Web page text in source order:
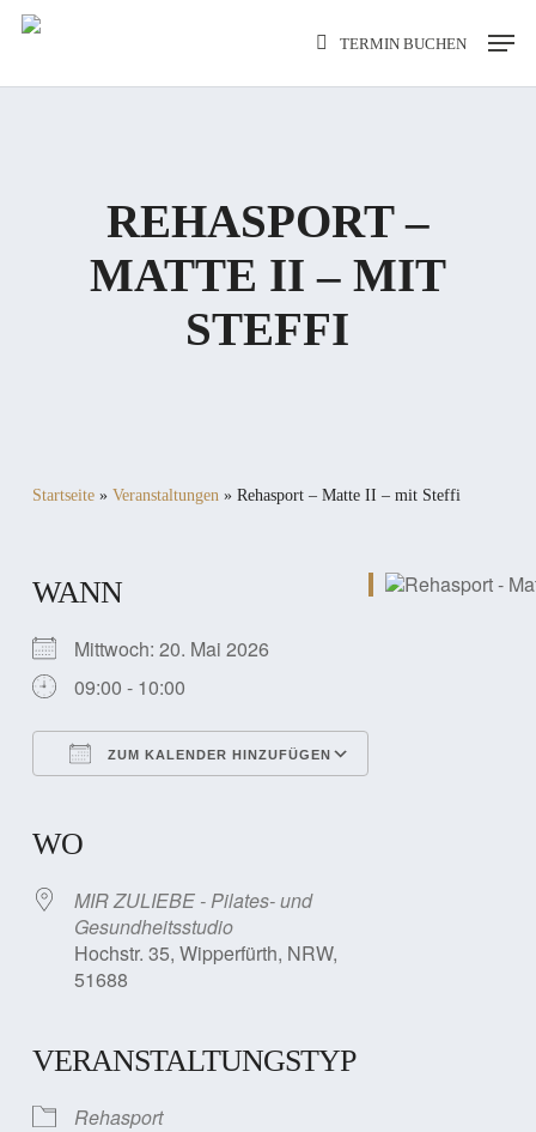
Skip
TERMIN BUCHEN
Menu
REHASPORT –
MATTE II – MIT
STEFFI
Startseite» Veranstaltungen» Rehasport – Matte II – mit Steffi
WANN
Mittwoch: 20. Mai 2026
09:00 - 10:00
ZUM KALENDER HINZUFÜGEN
WO
MIR ZULIEBE - Pilates- und
Gesundheitsstudio
Hochstr. 35, Wipperfürth, NRW,
51688
VERANSTALTUNGSTYP
Rehasport